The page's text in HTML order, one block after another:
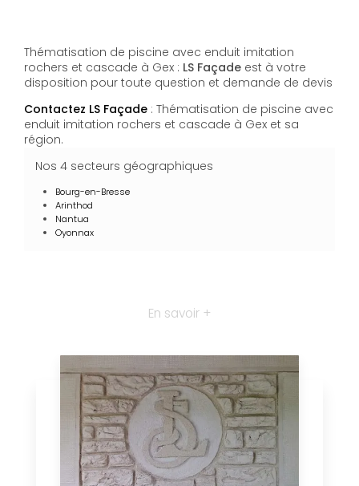
Thématisation de piscine avec enduit imitation
rochers et cascade à Gex : LS Façade est à votre
disposition pour toute question et demande de devis
Contactez LS Façade : Thématisation de piscine avec
enduit imitation rochers et cascade à Gex et sa
région.
Nos 4 secteurs géographiques
Bourg-en-Bresse
Arinthod
Nantua
Oyonnax
En savoir +